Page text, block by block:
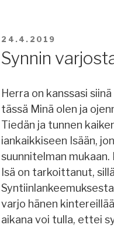
JULKAISTU
24.4.2019
Synnin
Herra on kanssasi
tässä Minä olen ja
Tiedän ja tunnen
iankaikkiseen Isään,
suunnitelman mukaan.
Isä on tarkoittanut,
varjo hänen
aikana voi tulla, ettei